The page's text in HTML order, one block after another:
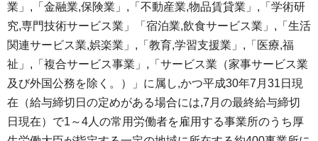
業」,「金融業,保険業」,「不動産業,物品賃貸業」,「学術研
究,専門技術サービス業」「宿泊業,飲食サービス業」,「生活
関連サービス業,娯楽業」,「教育,学習支援業」,「医療,福
祉」,「複合サービス事業」,「サービス業（家事サービス業
及び外国公務を除く。）」に属し,かつ平成30年7月31日現
在（給与締切日の定めがある場合には,7月の最終給与締切
日現在）で1～4人の常用労働者を雇用する事業所のうち厚